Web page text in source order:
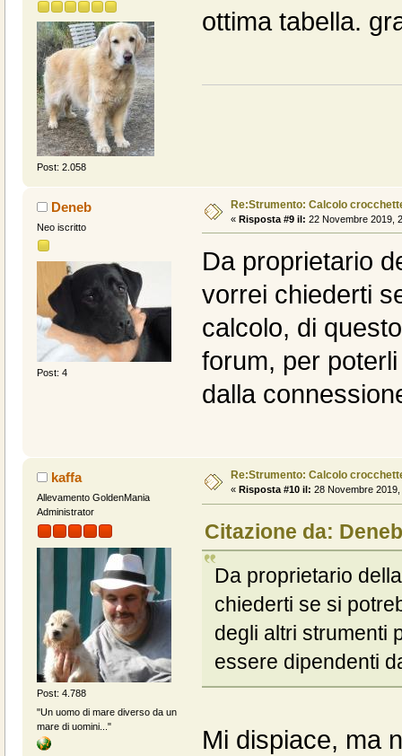
Post: 2.058
ottima tabella.
Deneb
Neo iscritto
Post: 4
Re:Strumento: Calcolo
« Risposta #9 il: 22 Novembre 2019,
Da proprietario
vorrei chiederti
calcolo, di
forum, per
dalla
kaffa
Allevamento GoldenMania
Administrator
Post: 4.788
"Un uomo di mare diverso da un
mare di uomini..."
Re:Strumento: Calcolo
« Risposta #10 il: 28 Novembre
Citazione da:
Da proprietario
chiederti se si
degli altri strumenti
essere dipendenti
Mi dispiace, ma